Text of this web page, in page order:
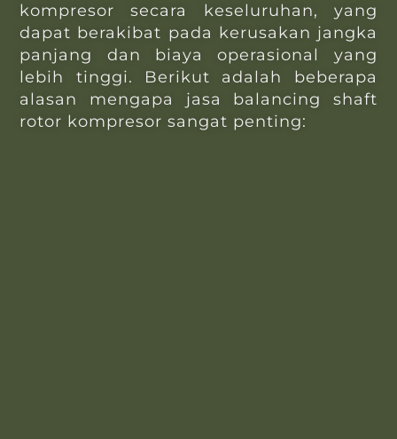
kompresor secara keseluruhan, yang
dapat berakibat pada kerusakan jangka
panjang dan biaya operasional yang
lebih tinggi. Berikut adalah beberapa
alasan mengapa jasa balancing shaft
rotor kompresor sangat penting: